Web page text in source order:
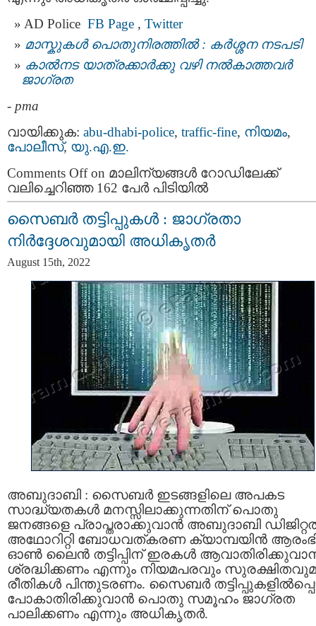
AD Police FB Page , Twitter
മാസ്കുകള്‍ പൊതുനിരത്തില്‍ : കര്‍ശ്ശന നടപടി
കാൽനട യാത്രക്കാർക്കു വഴി നൽകാത്തവര്‍
ജാഗ്രത
- pma
വായിക്കുക: abu-dhabi-police, traffic-fine, നിയമം,
പോലീസ്, യു.എ.ഇ.
Comments Offon മാലിന്യങ്ങൾ റോഡിലേക്ക്
വലിച്ചെറിഞ്ഞ 162 പേർ പിടിയിൽ
സൈബർ തട്ടിപ്പുകൾ : ജാഗ്രതാ
നിര്‍ദ്ദേശവുമായി അധികൃതര്‍
August 15th, 2022
അബുദാബി : സൈബര്‍ ഇടങ്ങളിലെ അപകട
സാദ്ധ്യതകൾ മനസ്സിലാക്കുന്നതിന് പൊതു
ജനങ്ങളെ പ്രാപ്തരാക്കുവാന്‍ അബുദാബി
അഥോറിറ്റി ബോധവത്കരണ ക്യാമ്പയിന്‍
ഓൺ ലൈൻ തട്ടിപ്പിന് ഇരകള്‍
ശ്രദ്ധിക്കണം എന്നും നിയമപരവും
രീതികൾ പിന്തുടരണം. സൈബർ
പോകാതിരിക്കുവാന്‍ പൊതു സമൂഹം ജാഗ്രത
പാലിക്കണം എന്നും അധികൃതർ.